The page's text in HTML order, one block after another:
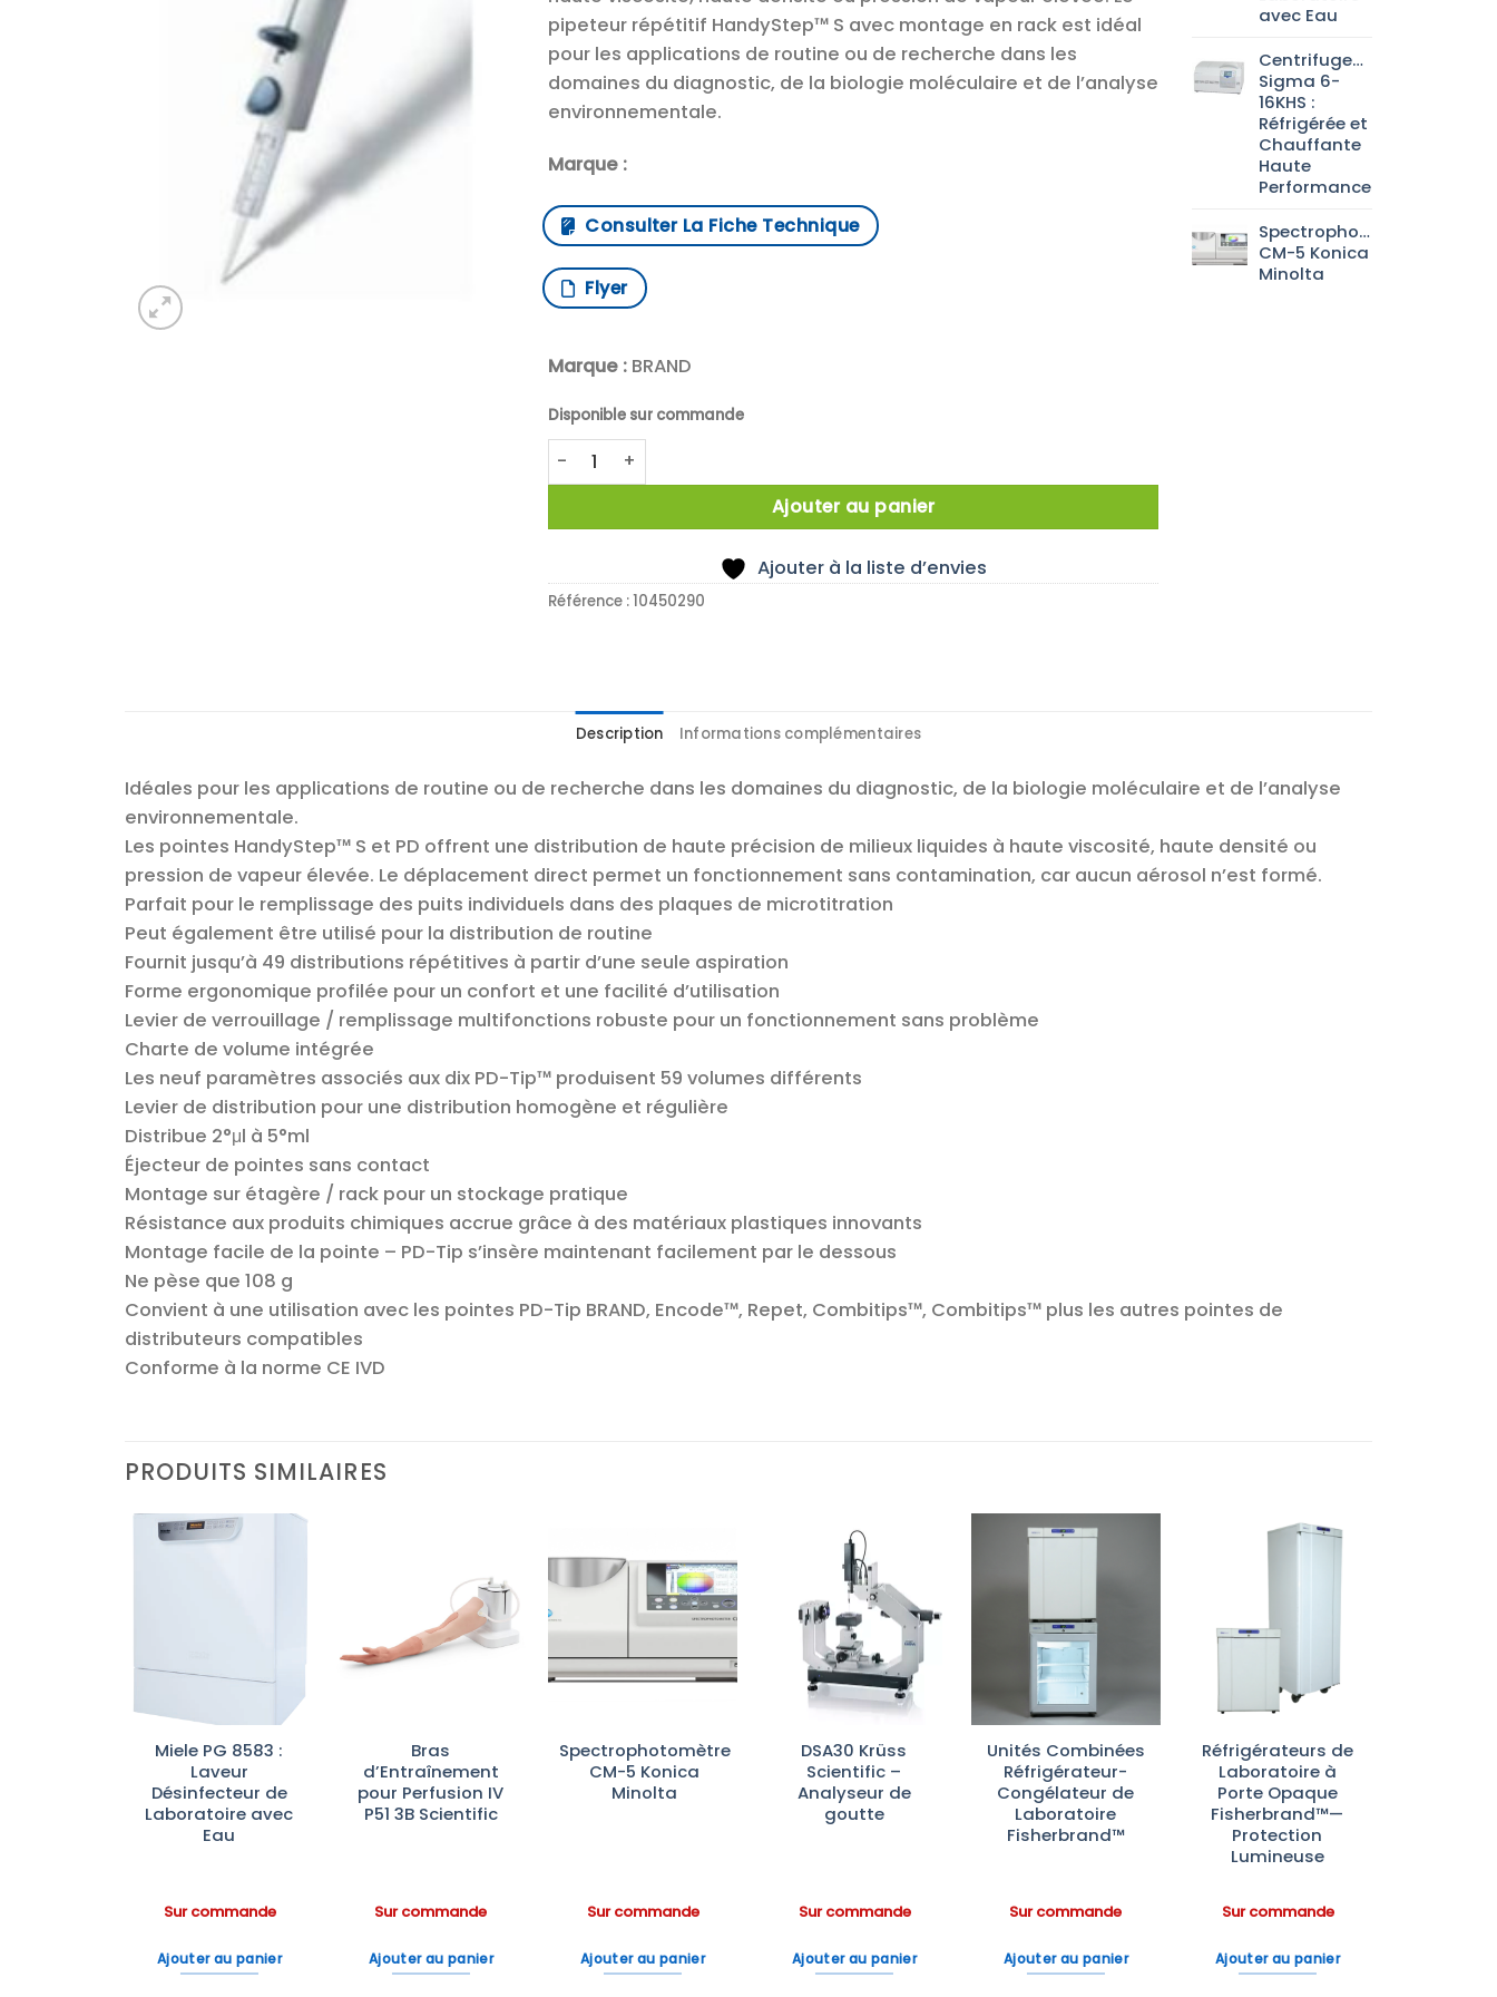
pipeteur répétitif HandyStep™ S avec montage en rack est idéal
pour les applications de routine ou de recherche dans les
domaines du diagnostic, de la biologie moléculaire et de l’analyse
environnementale.
Marque :
Consulter La Fiche Technique
Flyer
Marque :BRAND
Disponible sur commande
quantité de BRAND™ Pipette répétitive HandyStep™ S avec montage en rack
Ajouter au panier
Ajouter à la liste d’envies
Référence :10450290
avec Eau
Centrifugeuse
Sigma 6-
16KHS :
Réfrigérée et
Chauffante
Haute
Performance
Spectrophotomètre
CM-5 Konica
Minolta
Description Informations complémentaires
Idéales pour les applications de routine ou de recherche dans les domaines du diagnostic, de la biologie moléculaire et de l’analyse
environnementale.
Les pointes HandyStep™ S et PD offrent une distribution de haute précision de milieux liquides à haute viscosité, haute densité ou
pression de vapeur élevée. Le déplacement direct permet un fonctionnement sans contamination, car aucun aérosol n’est formé.
Parfait pour le remplissage des puits individuels dans des plaques de microtitration
Peut également être utilisé pour la distribution de routine
Fournit jusqu’à 49 distributions répétitives à partir d’une seule aspiration
Forme ergonomique profilée pour un confort et une facilité d’utilisation
Levier de verrouillage / remplissage multifonctions robuste pour un fonctionnement sans problème
Charte de volume intégrée
Les neuf paramètres associés aux dix PD-Tip™ produisent 59 volumes différents
Levier de distribution pour une distribution homogène et régulière
Distribue 2°μl à 5°ml
Éjecteur de pointes sans contact
Montage sur étagère / rack pour un stockage pratique
Résistance aux produits chimiques accrue grâce à des matériaux plastiques innovants
Montage facile de la pointe – PD-Tip s’insère maintenant facilement par le dessous
Ne pèse que 108 g
Convient à une utilisation avec les pointes PD-Tip BRAND, Encode™, Repet, Combitips™, Combitips™ plus les autres pointes de
distributeurs compatibles
Conforme à la norme CE IVD
PRODUITS SIMILAIRES
Miele PG 8583 :
Laveur
Désinfecteur de
Laboratoire avec
Eau
Sur commande
Ajouter au panier
Ajouter
à la liste
d’envies
Bras
d’Entraînement
pour Perfusion IV
P51 3B Scientific
Sur commande
Ajouter au panier
Ajouter
Spectrophotomètre
CM-5 Konica
Minolta
Sur commande
Ajouter au panier
Ajouter
à la liste
d’envies
DSA30 Krüss
Scientific –
Analyseur de
goutte
Sur commande
Ajouter au panier
Ajouter
à la liste
Unités Combinées
Réfrigérateur-
Congélateur de
Laboratoire
Fisherbrand™
Sur commande
Ajouter au panier
Réfrigérateurs de
Laboratoire à
Porte Opaque
Fisherbrand™—
Protection
Lumineuse
Sur commande
Ajouter au panier